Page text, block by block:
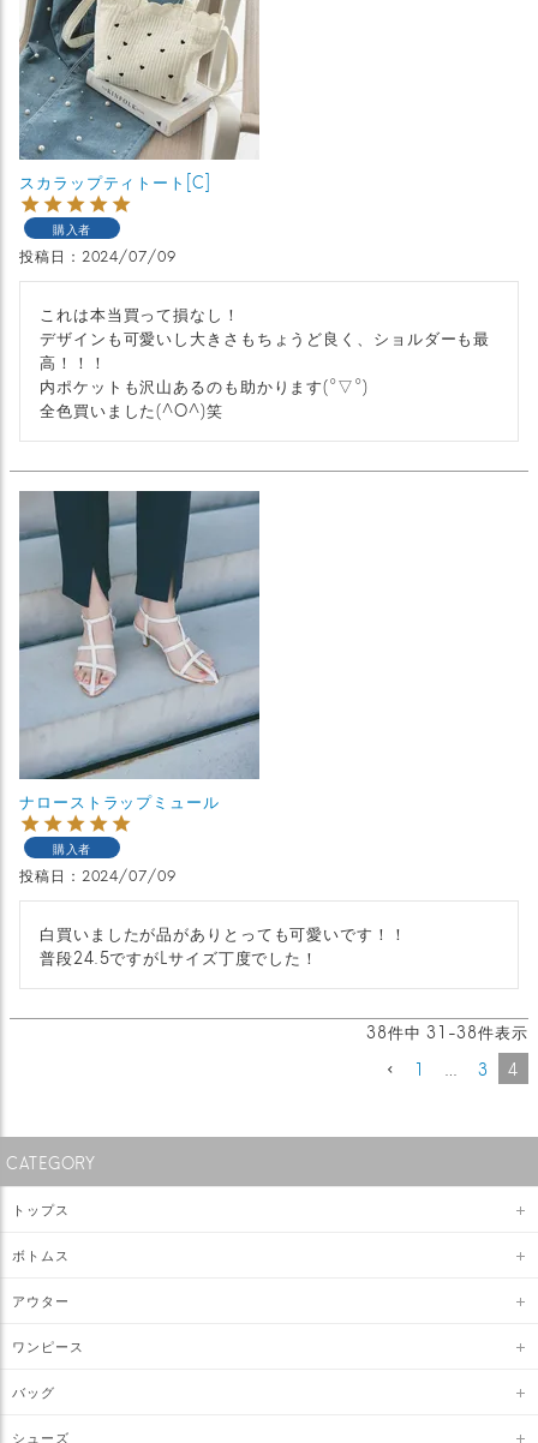
スカラップティトート[C]
購入者
投稿日 2024/07/09
これは本当買って損なし！
デザインも可愛いし大きさもちょうど良く、ショルダーも最
高！！！
内ポケットも沢山あるのも助かります(°▽°)
全色買いました(^O^)笑
ナローストラップミュール
購入者
投稿日 2024/07/09
白買いましたが品がありとっても可愛いです！！
普段24.5ですがLサイズ丁度でした！
38件中 31 -38件表示
1
3 4
CATEGORY
トップス
ボトムス
アウター
ワンピース
バッグ
シューズ